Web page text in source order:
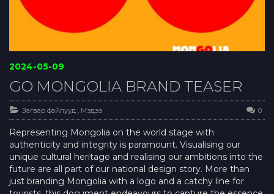
2024-05-09
GO MONGOLIA BRAND TEASER
Загвар файлууд , Мэдээ 0
Representing Mongolia on the world stage with
authenticity and integrity is paramount. Visualising our
unique cultural heritage and realising our ambitions into the
future are all part of our national design story. More than
just branding Mongolia with a logo and a catchy line for